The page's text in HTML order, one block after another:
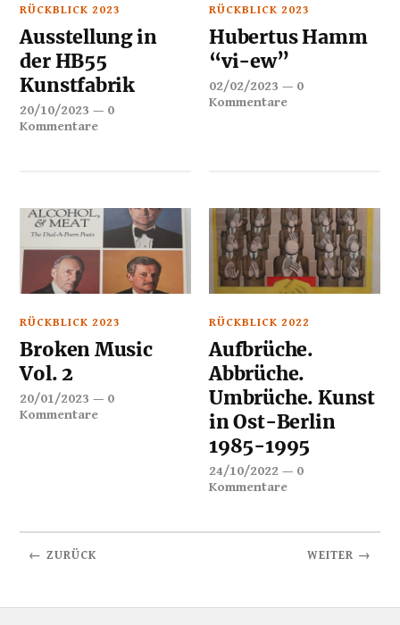
RÜCKBLICK 2023
Ausstellung in
der HB55
Kunstfabrik
20/10/2023 — 0
Kommentare
RÜCKBLICK 2023
Hubertus Hamm
“vi-ew”
02/02/2023 — 0
Kommentare
RÜCKBLICK 2023
Broken Music
Vol. 2
20/01/2023 — 0
Kommentare
RÜCKBLICK 2022
Aufbrüche.
Abbrüche.
Umbrüche. Kunst
in Ost-Berlin
1985-1995
24/10/2022 — 0
Kommentare
← ZURÜCK WEITER →